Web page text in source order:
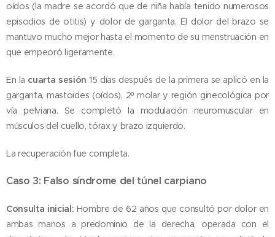
oídos (la madre se acordó que de niña había tenido numerosos
episodios de otitis) y dolor de garganta. El dolor del brazo se
mantuvo mucho mejor hasta el momento de su menstruación en
que empeoró ligeramente.
En la cuarta sesión 15 días después de la primera se aplicó en la
garganta, mastoides (oídos), 2º molar y región ginecológica por
vía pelviana. Se completó la modulación neuromuscular en
músculos del cuello, tórax y brazo izquierdo.
La recuperación fue completa.
Caso 3: Falso síndrome del túnel carpiano
Consulta inicial: Hombre de 62 años que consultó por dolor en
ambas manos a predominio de la derecha, operada con el